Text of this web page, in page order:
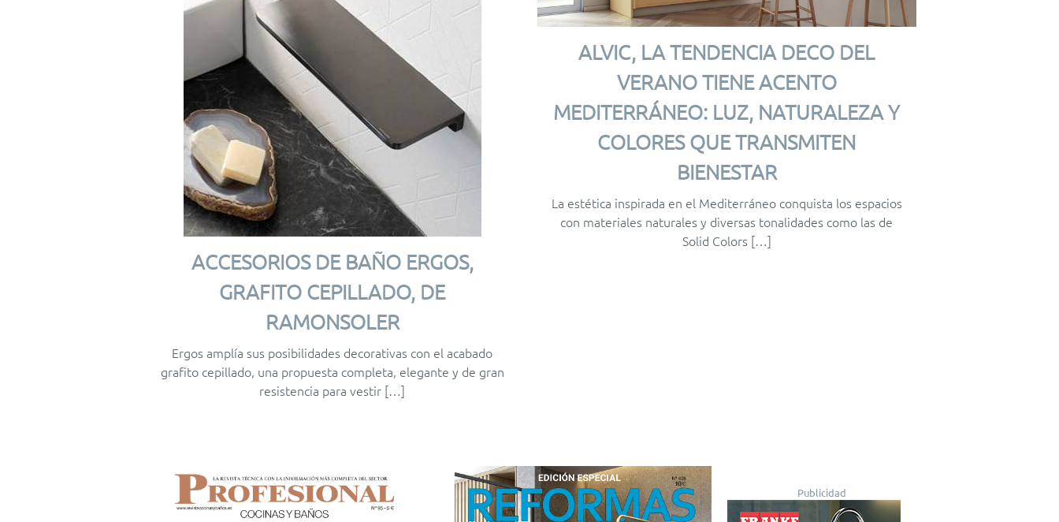
ACCESORIOS DE BAÑO ERGOS,
GRAFITO CEPILLADO, DE
RAMONSOLER
Ergos amplía sus posibilidades decorativas con el acabado
grafito cepillado, una propuesta completa, elegante y de gran
resistencia para vestir […]
ALVIC, LA TENDENCIA DECO DEL
VERANO TIENE ACENTO
MEDITERRÁNEO: LUZ, NATURALEZA Y
COLORES QUE TRANSMITEN
BIENESTAR
La estética inspirada en el Mediterráneo conquista los espacios
con materiales naturales y diversas tonalidades como las de
Solid Colors […]